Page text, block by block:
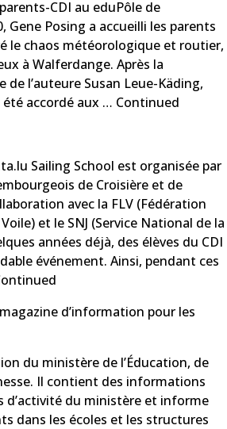
CDI au eduPôle de
Gene Posing a accueilli les parents
le chaos météorologique et routier,
à Walferdange. Après la
l’auteure Susan Leue-Käding,
accordé aux … Continued
Sailing School est organisée par
de Croisière et de
avec la FLV (Fédération
et le SNJ (Service National de la
années déjà, des élèves du CDI
événement. Ainsi, pendant ces
magazine d’information pour les
du ministère de l’Éducation, de
Il contient des informations
d’activité du ministère et informe
dans les écoles et les structures